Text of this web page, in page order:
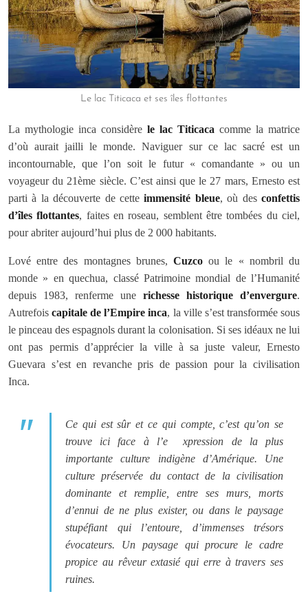
Le lac Titicaca et ses îles flottantes
La mythologie inca considère le lac Titicaca comme la matrice
d’où aurait jailli le monde. Naviguer sur ce lac sacré est un
incontournable, que l’on soit le futur « comandante » ou un
voyageur du 21ème siècle. C’est ainsi que le 27 mars, Ernesto est
parti à la découverte de cetteimmensité bleue, où desconfettis
d’îles flottantes, faites en roseau, semblent être tombées du ciel,
pour abriter aujourd’hui plus de 2 000 habitants.
Lové entre des montagnes brunes, Cuzco ou le « nombril du
monde » en quechua, classé Patrimoine mondial de l’Humanité
depuis 1983, renferme une richesse historique d’envergure.
Autrefoiscapitale de l’Empire inca, la ville s’est transformée sous
le pinceau des espagnols durant la colonisation. Si ses idéaux ne lui
ont pas permis d’apprécier la ville à sa juste valeur, Ernesto
Guevara s’est en revanche pris de passion pour la civilisation
Inca.
Ce qui est sûr et ce qui compte, c’est qu’on se
trouve ici face à l’e xpression de la plus
importante culture indigène d’Amérique. Une
culture préservée du contact de la civilisation
dominante et remplie, entre ses murs, morts
d’ennui de ne plus exister, ou dans le paysage
stupéfiant qui l’entoure, d’immenses trésors
évocateurs. Un paysage qui procure le cadre
propice au rêveur extasié qui erre à travers ses
ruines.